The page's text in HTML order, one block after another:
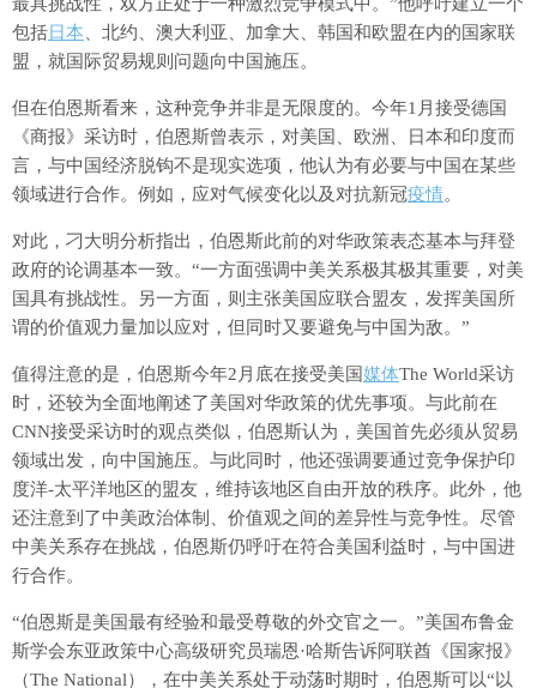
包括日本 、北约、澳大利亚、加拿大、韩国和欧盟在内的国家联
盟，就国际贸易规则问题向中国施压。
但在伯恩斯看来，这种竞争并非是无限度的。今年1月接受德国
《商报》采访时，伯恩斯曾表示，对美国、欧洲、日本和印度而
言，与中国经济脱钩不是现实选项，他认为有必要与中国在某些
领域进行合作。例如，应对气候变化以及对抗新冠疫情。
对此，刁大明分析指出，伯恩斯此前的对华政策表态基本与拜登
政府的论调基本一致。“一方面强调中美关系极其极其重要，对美
国具有挑战性。另一方面，则主张美国应联合盟友，发挥美国所
谓的价值观力量加以应对，但同时又要避免与中国为敌。”
值得注意的是，伯恩斯今年2月底在接受美国媒体The World采访
时，还较为全面地阐述了美国对华政策的优先事项。与此前在
CNN接受采访时的观点类似，伯恩斯认为，美国首先必须从贸易
领域出发，向中国施压。与此同时，他还强调要通过竞争保护印
度洋-太平洋地区的盟友，维持该地区自由开放的秩序。此外，他
还注意到了中美政治体制、价值观之间的差异性与竞争性。尽管
中美关系存在挑战，伯恩斯仍呼吁在符合美国利益时，与中国进
行合作。
“伯恩斯是美国最有经验和最受尊敬的外交官之一。”美国布鲁金
斯学会东亚政策中心高级研究员瑞恩·哈斯告诉阿联酋《国家报》
（The National），在中美关系处于动荡时期时，伯恩斯可以“以